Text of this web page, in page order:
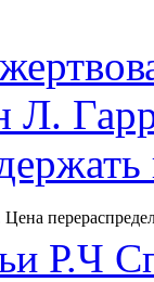
Л.
Р.Ч